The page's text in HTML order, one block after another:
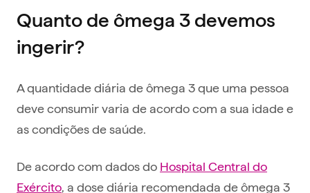
Quanto de ômega 3 devemos
ingerir?
A quantidade diária de ômega 3 que uma pessoa
deve consumir varia de acordo com a sua idade e
as condições de saúde.
De acordo com dados do Hospital Central do
Exército, a dose diária recomendada de ômega 3